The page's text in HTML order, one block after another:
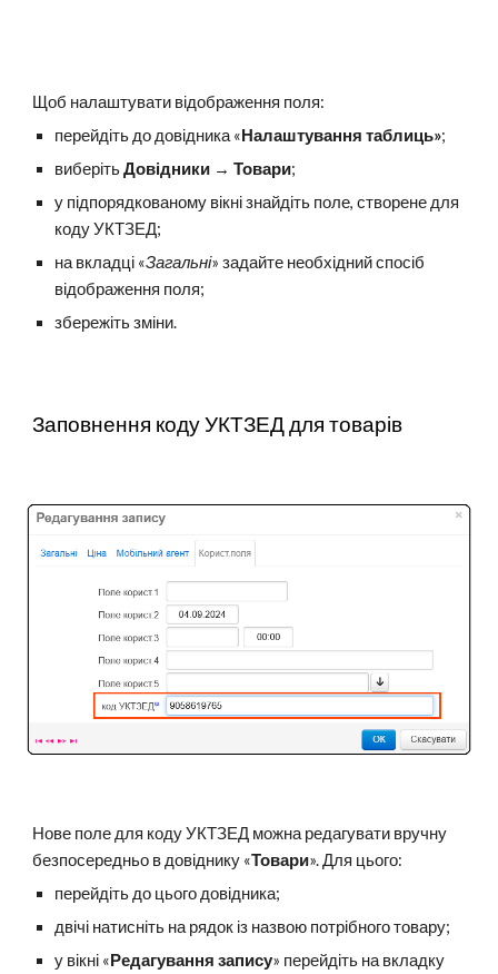
Щоб налаштувати відображення поля:
перейдіть до довідника «Налаштування таблиць»;
виберітьДовідники →Товари;
у підпорядкованому вікнізнайдіть поле, створене для
коду УКТЗЕД;
на вкладці «Загальні» задайте необхідний спосіб
відображення поля;
збережіть зміни.
Заповнення коду УКТЗЕД для товарів
Нове поле для коду УКТЗЕД можна редагувати вручну
безпосередньо в довіднику «Товари». Для цього:
перейдіть до цього довідника;
двічі натисніть на рядок із назвою потрібного товару;
у вікні «Редагування запису» перейдіть на вкладку